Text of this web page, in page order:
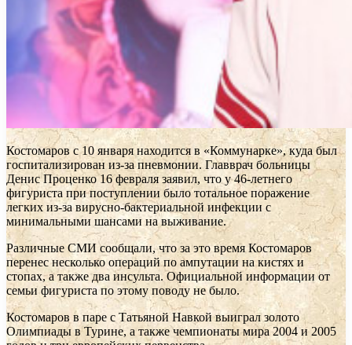
Костомаров с 10 января находится в «Коммунарке», куда был
госпитализирован из-за пневмонии. Главврач больницы
Денис Проценко 16 февраля заявил, что у 46-летнего
фигуриста при поступлении было тотальное поражение
легких из-за вирусно-бактериальной инфекции с
минимальными шансами на выживание.
Различные СМИ сообщали, что за это время Костомаров
перенес несколько операций по ампутации на кистях и
стопах, а также два инсульта. Официальной информации от
семьи фигуриста по этому поводу не было.
Костомаров в паре с Татьяной Навкой выиграл золото
Олимпиады в Турине, а также чемпионаты мира 2004 и 2005